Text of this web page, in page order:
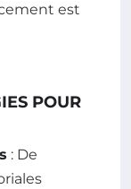
est
POUR
: De